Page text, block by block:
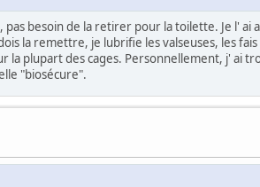
besoin de la retirer pour la toilette. Je l' ai
la remettre, je lubrifie les valseuses, les
plupart des cages. Personnellement, j' ai
"biosécure".